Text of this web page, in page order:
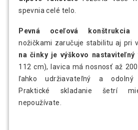
spevnia celé telo.
Pevná oceľová konštrukcia
nožičkami zaručuje stabilitu aj pri
na činky je výškovo nastaviteľný
112 cm), lavica má nosnosť až
ľahko udržiavateľný a odolný
Praktické skladanie šetrí
nepoužívate.